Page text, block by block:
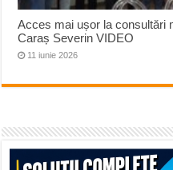
Acces mai ușor la consultări
Caraș Severin VIDEO
11 iunie 2026